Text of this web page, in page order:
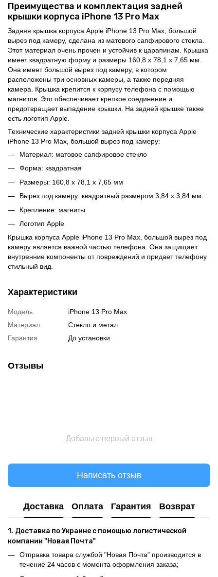
Преимущества и комплектация задней
крышки корпуса iPhone 13 Pro Max
Задняя крышка корпуса Apple iPhone 13 Pro Max, большой
вырез под камеру, сделана из матового сапфирового стекла.
Этот материал очень прочен и устойчив к царапинам. Крышка
имеет квадратную форму и размеры 160,8 x 78,1 x 7,65 мм.
Она имеет большой вырез под камеру, в котором
расположены три основных камеры, а также передняя
камера. Крышка крепится к корпусу телефона с помощью
магнитов. Это обеспечивает крепкое соединение и
предотвращает выпадение крышки. На задней крышке также
есть логотип Apple.
Технические характеристики задней крышки корпуса Apple
iPhone 13 Pro Max, большой вырез под камеру:
Материал: матовое сапфировое стекло
Форма: квадратная
Размеры: 160,8 x 78,1 x 7,65 мм
Вырез под камеру: квадратный размером 3,84 x 3,84 мм.
Крепление: магниты
Логотип Apple
Крышка корпуса Apple iPhone 13 Pro Max, большой вырез под
камеру является важной частью телефона. Она защищает
внутренние компоненты от повреждений и придает телефону
стильный вид.
Характеристики
Модель
iPhone 13 Pro Max
Материал
Стекло и метал
Гарантия
До установки
Отзывы
Добавьте первый отзыв
Написать отзыв
Доставка Оплата Гарантия Возврат
1. Доставка по Украине с помощью логистической
компании "Новая Почта"
Отправка товара службой "Новая Почта" производится в
течение 24 часов с момента оформления заказа;